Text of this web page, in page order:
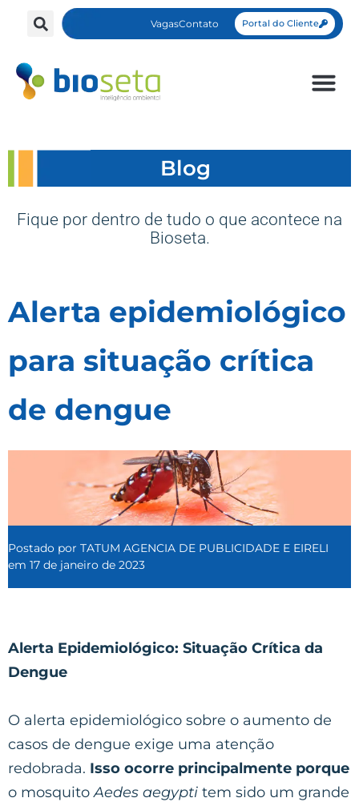
VagasContato Portal do Cliente
Blog
Fique por dentro de tudo o que acontece na
Bioseta.
Alerta epidemiológico
para situação crítica
de dengue
Postado por TATUM AGENCIA DE PUBLICIDADE E EIRELI
em 17 de janeiro de 2023
Alerta Epidemiológico: Situação Crítica da
Dengue
O alerta epidemiológico sobre o aumento de
casos de dengue exige uma atenção
redobrada. Isso ocorre principalmente porque
o mosquitoAedes aegypti tem sido um grande